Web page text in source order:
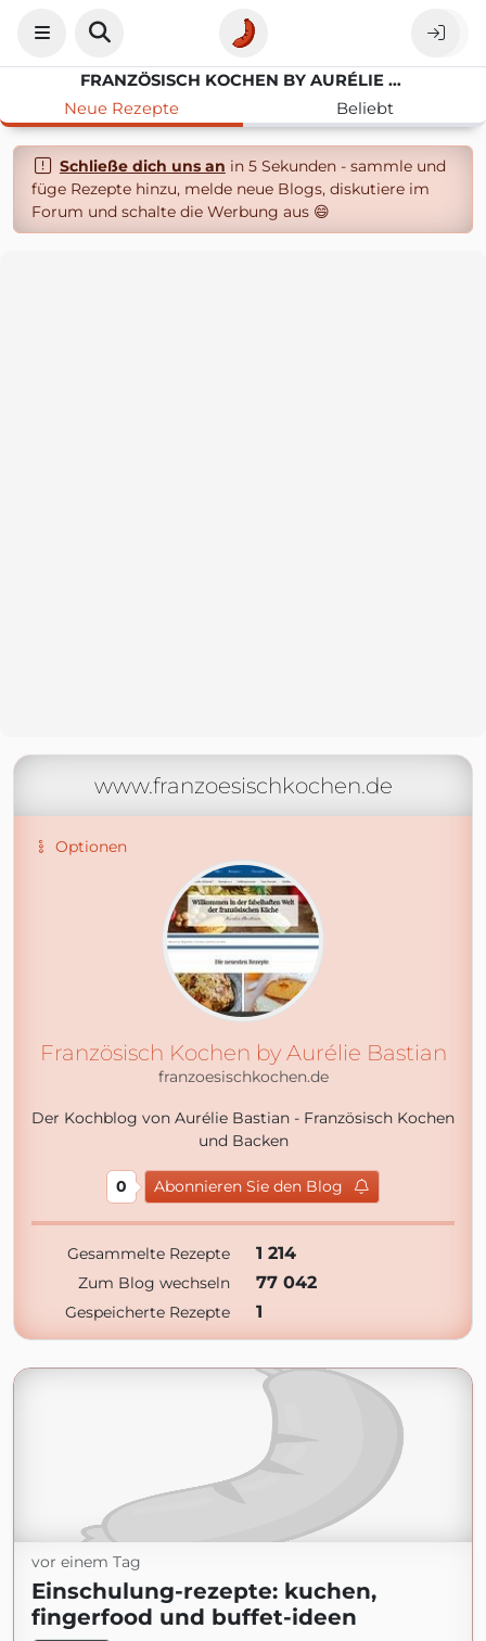
FRANZÖSISCH KOCHEN BY AURÉLIE BASTIAN
Neue Rezepte
Beliebt
Schließe dich uns an in 5 Sekunden - sammle und
füge Rezepte hinzu, melde neue Blogs, diskutiere im
Forum und schalte die Werbung aus 😄
www.franzoesischkochen.de
Optionen
Französisch Kochen by Aurélie Bastian
franzoesischkochen.de
Der Kochblog von Aurélie Bastian - Französisch Kochen
und Backen
0 Abonnieren Sie den Blog
Gesammelte Rezepte 1 214
Zum Blog wechseln 77 042
Gespeicherte Rezepte 1
vor einem Tag
Einschulung-rezepte: kuchen,
fingerfood und buffet-ideen